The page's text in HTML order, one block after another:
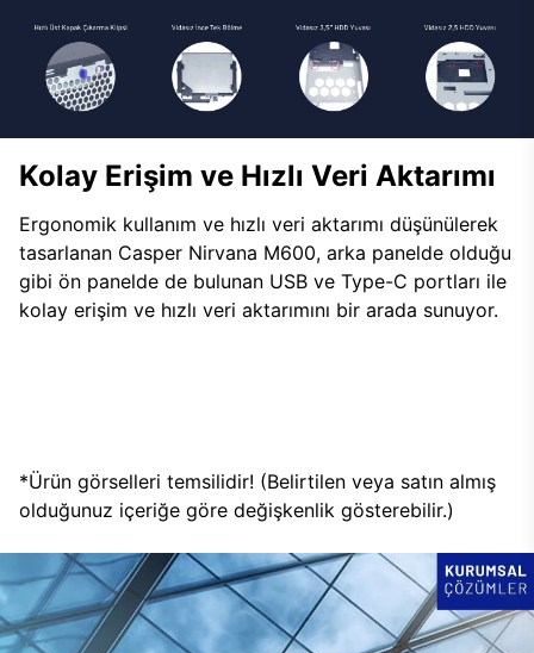
Kolay Erişim ve Hızlı Veri Aktarımı
Ergonomik kullanım ve hızlı veri aktarımı düşünülerek
tasarlanan Casper Nirvana M600, arka panelde olduğu
gibi ön panelde de bulunan USB ve Type-C portları ile
kolay erişim ve hızlı veri aktarımını bir arada sunuyor.
*Ürün görselleri temsilidir! (Belirtilen veya satın almış
olduğunuz içeriğe göre değişkenlik gösterebilir.)